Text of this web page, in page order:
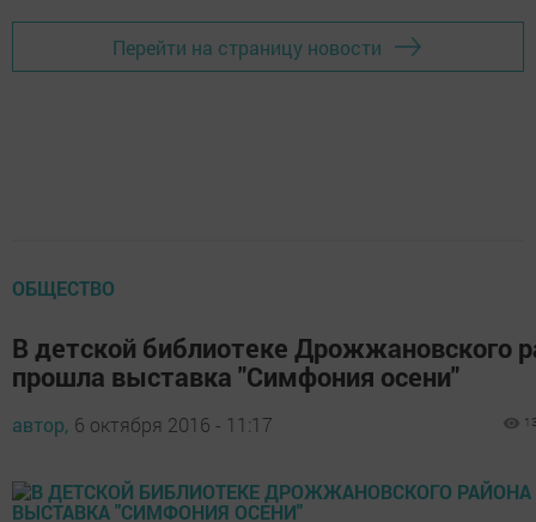
Перейти на страницу новости
ОБЩЕСТВО
В детской библиотеке Дрожжановского
прошла выставка "Симфония осени"
автор, 6 октября 2016 - 11:17